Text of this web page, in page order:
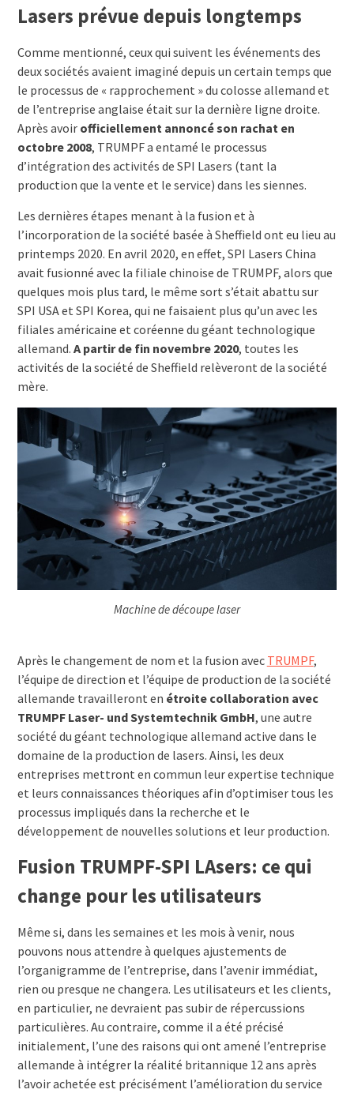
Lasers prévue depuis longtemps
Comme mentionné, ceux qui suivent les événements des
deux sociétés avaient imaginé depuis un certain temps que
le processus de « rapprochement » du colosse allemand et
de l’entreprise anglaise était sur la dernière ligne droite.
Après avoir officiellement annoncé son rachat en
octobre 2008, TRUMPF a entamé le processus
d’intégration des activités de SPI Lasers (tant la
production que la vente et le service) dans les siennes.
Les dernières étapes menant à la fusion et à
l’incorporation de la société basée à Sheffield ont eu lieu au
printemps 2020. En avril 2020, en effet, SPI Lasers China
avait fusionné avec la filiale chinoise de TRUMPF, alors que
quelques mois plus tard, le même sort s’était abattu sur
SPI USA et SPI Korea, qui ne faisaient plus qu’un avec les
filiales américaine et coréenne du géant technologique
allemand. A partir de fin novembre 2020, toutes les
activités de la société de Sheffield relèveront de la société
mère.
Machine de découpe laser
Après le changement de nom et la fusion avec TRUMPF,
l’équipe de direction et l’équipe de production de la société
allemande travailleront en étroite collaboration avec
TRUMPF Laser- und Systemtechnik GmbH, une autre
société du géant technologique allemand active dans le
domaine de la production de lasers. Ainsi, les deux
entreprises mettront en commun leur expertise technique
et leurs connaissances théoriques afin d’optimiser tous les
processus impliqués dans la recherche et le
développement de nouvelles solutions et leur production.
Fusion TRUMPF-SPI LAsers: ce qui
change pour les utilisateurs
Même si, dans les semaines et les mois à venir, nous
pouvons nous attendre à quelques ajustements de
l’organigramme de l’entreprise, dans l’avenir immédiat,
rien ou presque ne changera. Les utilisateurs et les clients,
en particulier, ne devraient pas subir de répercussions
particulières. Au contraire, comme il a été précisé
initialement, l’une des raisons qui ont amené l’entreprise
allemande à intégrer la réalité britannique 12 ans après
l’avoir achetée est précisément l’amélioration du service